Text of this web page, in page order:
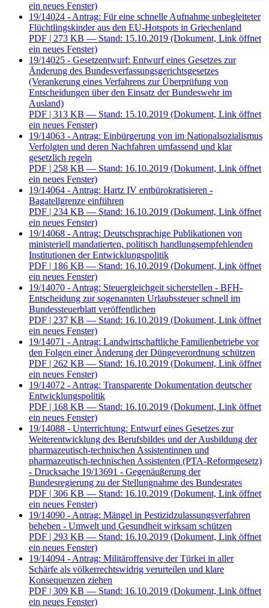
ein neues Fenster)
19/14024 - Antrag: Für eine schnelle Aufnahme unbegleiteter
Flüchtlingskinder aus den EU-Hotspots in Griechenland
PDF | 273 KB — Stand: 15.10.2019 (Dokument, Link öffnet
ein neues Fenster)
19/14025 - Gesetzentwurf: Entwurf eines Gesetzes zur
Änderung des Bundesverfassungsgerichtsgesetzes
(Verankerung eines Verfahrens zur Überprüfung von
Entscheidungen über den Einsatz der Bundeswehr im
Ausland)
PDF | 313 KB — Stand: 15.10.2019 (Dokument, Link öffnet
ein neues Fenster)
19/14063 - Antrag: Einbürgerung von im Nationalsozialismus
Verfolgten und deren Nachfahren umfassend und klar
gesetzlich regeln
PDF | 258 KB — Stand: 16.10.2019 (Dokument, Link öffnet
ein neues Fenster)
19/14064 - Antrag: Hartz IV entbürokratisieren -
Bagatellgrenze einführen
PDF | 234 KB — Stand: 16.10.2019 (Dokument, Link öffnet
ein neues Fenster)
19/14068 - Antrag: Deutschsprachige Publikationen von
ministeriell mandatierten, politisch handlungsempfehlenden
Institutionen der Entwicklungspolitik
PDF | 186 KB — Stand: 16.10.2019 (Dokument, Link öffnet
ein neues Fenster)
19/14070 - Antrag: Steuergleichgeit sicherstellen - BFH-
Entscheidung zur sogenannten Urlaubssteuer schnell im
Bundessteuerblatt veröffentlichen
PDF | 237 KB — Stand: 16.10.2019 (Dokument, Link öffnet
ein neues Fenster)
19/14071 - Antrag: Landwirtschaftliche Familienbetriebe vor
den Folgen einer Änderung der Düngeverordnung schützen
PDF | 262 KB — Stand: 16.10.2019 (Dokument, Link öffnet
ein neues Fenster)
19/14072 - Antrag: Transparente Dokumentation deutscher
Entwicklungspolitik
PDF | 168 KB — Stand: 16.10.2019 (Dokument, Link öffnet
ein neues Fenster)
19/14088 - Unterrichtung: Entwurf eines Gesetzes zur
Weiterentwicklung des Berufsbildes und der Ausbildung der
pharmazeutisch-technischen Assistentinnen und
pharmazeutisch-technischen Assistenten (PTA-Reformgesetz)
- Drucksache 19/13691 - Gegenäußerung der
Bundesregierung zu der Stellungnahme des Bundesrates
PDF | 306 KB — Stand: 16.10.2019 (Dokument, Link öffnet
ein neues Fenster)
19/14090 - Antrag: Mängel in Pestizidzulassungsverfahren
beheben - Umwelt und Gesundheit wirksam schützen
PDF | 293 KB — Stand: 16.10.2019 (Dokument, Link öffnet
ein neues Fenster)
19/14094 - Antrag: Militäroffensive der Türkei in aller
Schärfe als völkerrechtswidrig verurteilen und klare
Konsequenzen ziehen
PDF | 309 KB — Stand: 16.10.2019 (Dokument, Link öffnet
ein neues Fenster)